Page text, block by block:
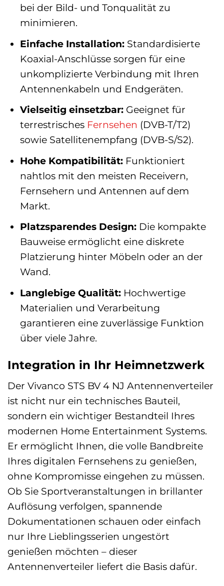
bei der Bild- und Tonqualität zu
minimieren.
Einfache Installation:Standardisierte
Koaxial-Anschlüsse sorgen für eine
unkomplizierte Verbindung mit Ihren
Antennenkabeln und Endgeräten.
Vielseitig einsetzbar:Geeignet für
terrestrisches Fernsehen (DVB-T/T2)
sowie Satellitenempfang (DVB-S/S2).
Hohe Kompatibilität:Funktioniert
nahtlos mit den meisten Receivern,
Fernsehern und Antennen auf dem
Markt.
Platzsparendes Design:Die kompakte
Bauweise ermöglicht eine diskrete
Platzierung hinter Möbeln oder an der
Wand.
Langlebige Qualität:Hochwertige
Materialien und Verarbeitung
garantieren eine zuverlässige Funktion
über viele Jahre.
Integration in Ihr Heimnetzwerk
Der Vivanco STS BV 4 NJ Antennenverteiler
ist nicht nur ein technisches Bauteil,
sondern ein wichtiger Bestandteil Ihres
modernen Home Entertainment Systems.
Er ermöglicht Ihnen, die volle Bandbreite
Ihres digitalen Fernsehens zu genießen,
ohne Kompromisse eingehen zu müssen.
Ob Sie Sportveranstaltungen in brillanter
Auflösung verfolgen, spannende
Dokumentationen schauen oder einfach
nur Ihre Lieblingsserien ungestört
genießen möchten – dieser
Antennenverteiler liefert die Basis dafür.